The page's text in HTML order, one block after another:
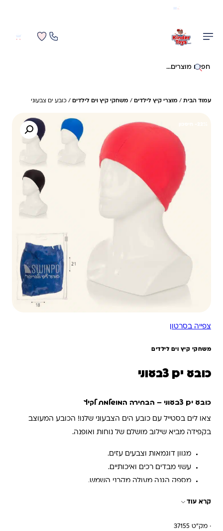
חיפוש באתר
עמוד הבית / מוצרי קיץ לילדים / משחקי קיץ וים לילדים / כובע ים צבעוני
צפייה בסרטון
משחקי קיץ וים לילדים
כובע ים צבעוני
כובע ים צבעוני – הבחירה המושלמת לקיץ
צאו לים בסטייל עם כובע הים הצבעוני שלנו! הכובע המעוצב
בקפידה מביא שילוב מושלם של נוחות ואופנה.
מגוון דוגמאות וצבעים עזים.
עשוי מבדים רכים ואיכותיים.
מספק הגנה מעולה מקרני השמש.
קרא עוד
· מק"ט 37155